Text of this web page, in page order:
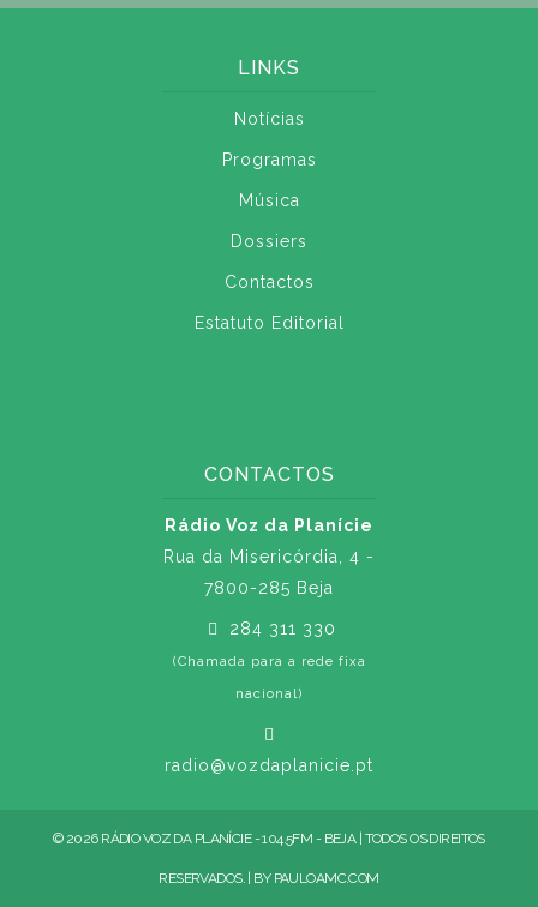
LINKS
Notícias
Programas
Música
Dossiers
Contactos
Estatuto Editorial
CONTACTOS
Rádio Voz da Planície
Rua da Misericórdia, 4 -
7800-285 Beja
284 311 330
(Chamada para a rede fixa
nacional)
radio@vozdaplanicie.pt
© 2026 RÁDIO VOZ DA PLANÍCIE - 104.5FM - BEJA | TODOS OS DIREITOS
RESERVADOS. | BY PAULOAMC.COM